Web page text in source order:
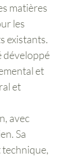
matières
les
existants.
développé
et
et
avec
Sa
technique,